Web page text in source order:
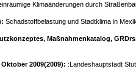
Klimaänderungen durch
Schadstoffbelastung und Stadtklima in
Maßnahmenkatalog,
2009(2009): :Landeshauptstadt